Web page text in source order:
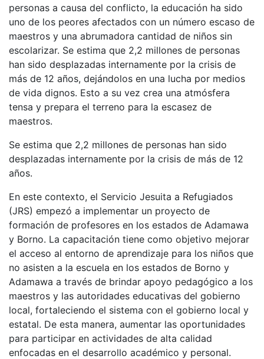
personas a causa del conflicto, la educación ha sido
uno de los peores afectados con un número escaso de
maestros y una abrumadora cantidad de niños sin
escolarizar. Se estima que 2,2 millones de personas
han sido desplazadas internamente por la crisis de
más de 12 años, dejándolos en una lucha por medios
de vida dignos. Esto a su vez crea una atmósfera
tensa y prepara el terreno para la escasez de
maestros.
Se estima que 2,2 millones de personas han sido
desplazadas internamente por la crisis de más de 12
años.
En este contexto, el Servicio Jesuita a Refugiados
(JRS) empezó a implementar un proyecto de
formación de profesores en los estados de Adamawa
y Borno. La capacitación tiene como objetivo mejorar
el acceso al entorno de aprendizaje para los niños que
no asisten a la escuela en los estados de Borno y
Adamawa a través de brindar apoyo pedagógico a los
maestros y las autoridades educativas del gobierno
local, fortaleciendo el sistema con el gobierno local y
estatal. De esta manera, aumentar las oportunidades
para participar en actividades de alta calidad
enfocadas en el desarrollo académico y personal.